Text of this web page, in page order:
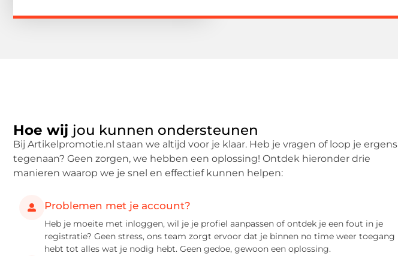
Hoe wij jou kunnen ondersteunen
Bij Artikelpromotie.nl staan we altijd voor je klaar. Heb je vragen of loop je ergens
tegenaan? Geen zorgen, we hebben een oplossing! Ontdek hieronder drie
manieren waarop we je snel en effectief kunnen helpen:
Problemen met je account?
Heb je moeite met inloggen, wil je je profiel aanpassen of ontdek je een fout in je
registratie? Geen stress, ons team zorgt ervoor dat je binnen no time weer toegang
hebt tot alles wat je nodig hebt. Geen gedoe, gewoon een oplossing.